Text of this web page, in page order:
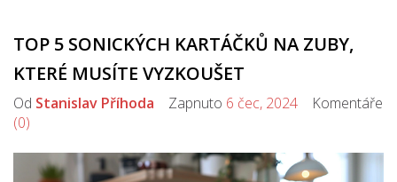
TOP 5 SONICKÝCH KARTÁČKŮ NA ZUBY,
KTERÉ MUSÍTE VYZKOUŠET
Od Stanislav Příhoda Zapnuto 6 čec, 2024 Komentáře
(0)